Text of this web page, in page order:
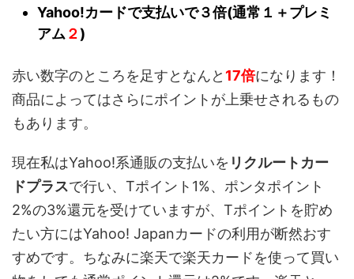
Yahoo!カードで支払いで３倍(通常１＋プレミ
アム２)
赤い数字のところを足すとなんと 17倍になります！
商品によってはさらにポイントが上乗せされるもの
もあります。
現在私はYahoo!系通販の支払いを リクルートカー
ドプラスで行い、Tポイント1%、ポンタポイント
2%の3%還元を受けていますが、Tポイントを貯め
たい方にはYahoo! Japanカードの利用が断然おす
すめです。ちなみに楽天で楽天カードを使って買い